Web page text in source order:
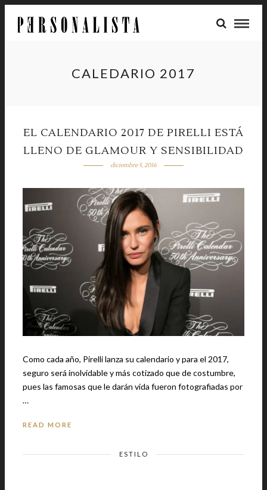
CALEDARIO 2017
EL CALENDARIO 2017 DE PIRELLI ESTÁ
LLENO DE GLAMOUR Y SENSIBILIDAD
diciembre 5, 2016
Como cada año, Pirelli lanza su calendario y para el 2017,
seguro será inolvidable y más cotizado que de costumbre,
pues las famosas que le darán vida fueron fotografiadas por
…
READ MORE
ESTILO